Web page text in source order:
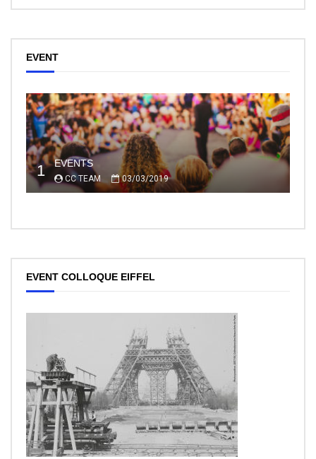
EVENT
1 EVENTS
CC TEAM 03/03/2019
EVENT COLLOQUE EIFFEL